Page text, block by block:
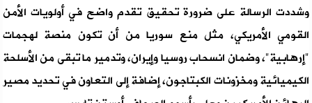
وشددت الرسالة على ضرورة تحقيق تقدم واضح في أولويات الأمن
القومي الأمريكي، مثل منع سوريا من أن تكون منصة لهجمات
"إرهابية"، وضمان انسحاب روسيا وإيران، وتدمير ما تبقى من الأسلحة
الكيميائية ومخزونات الكبتاجون، إضافة إلى التعاون في تحديد مصير